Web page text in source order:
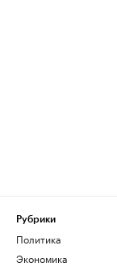
Рубрики
Политика
Экономика